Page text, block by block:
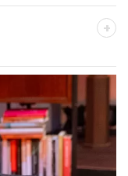
del portale
della
e del gossip.